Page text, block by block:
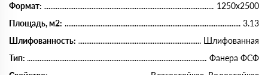
Формат:
1250х2500
Площадь, м2:
3.13
Шлифованность:
Шлифованная
Тип:
Фанера ФСФ